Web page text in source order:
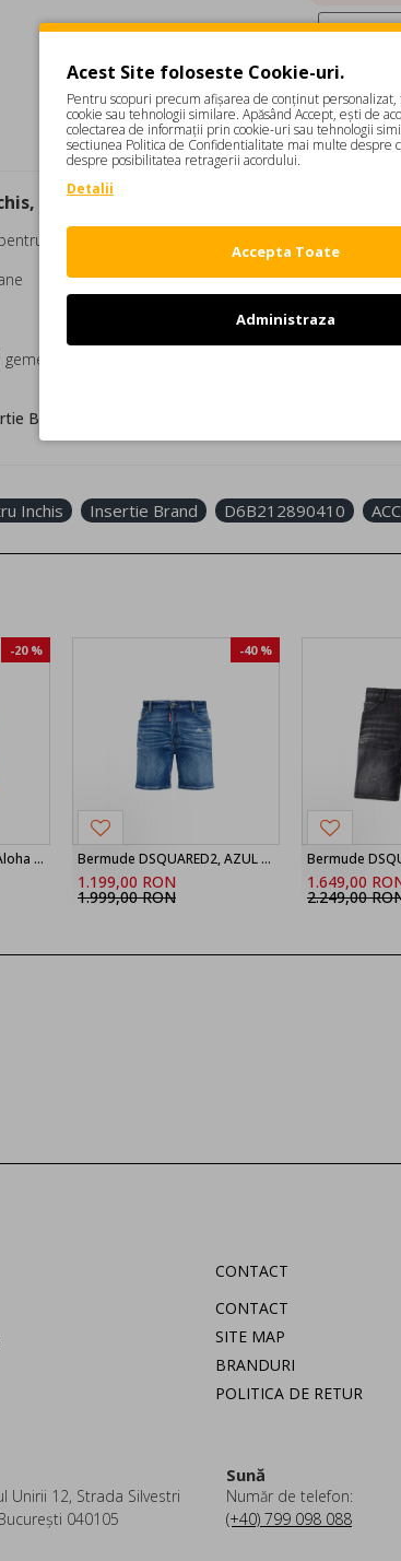
DESCRIERE REVIEW-URI
Insertie Brand D6B212890410
a te simti confortabil! In partea din spate este
canadieni Dean si Dan Caten. Colectiile
Brand D6B212890410 ACCESORII OUTLET FEMEI
Inchis Insertie Brand D6B212890410
-20 %
Bermude DSQUARED2, Aloha Souvenir Boxer Shorts
-40 %
Bermude DSQUARED2, AZUL MARINO Shorts vaqueros ‘Marine’, Bleu
1.199,00 RON
1.999,00 RON
1.649,00
2.249,00
CONTACT
CONTACT
SITE MAP
BRANDURI
POLITICA DE RETUR
Unirii 12, Strada Silvestri
040105
Sună
Număr de telefon:
(+40) 799 098 088
Acest Site foloseste Cookie-uri.
Pentru scopuri precum afișarea de conținut personalizat,
cookie sau tehnologii similare. Apăsând Accept, ești de
colectarea de informații prin cookie-uri sau tehnologii
sectiunea Politica de Confidentialitate mai multe despre
despre posibilitatea retragerii acordului.
Detalii
Accepta Toate
Administraza